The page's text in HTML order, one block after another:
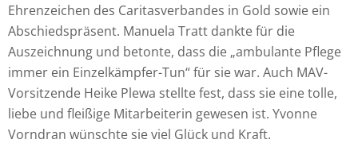
Ehrenzeichen des Caritasverbandes in Gold sowie ein
Abschiedspräsent. Manuela Tratt dankte für die
Auszeichnung und betonte, dass die „ambulante Pflege
immer ein Einzelkämpfer-Tun“ für sie war. Auch MAV-
Vorsitzende Heike Plewa stellte fest, dass sie eine tolle,
liebe und fleißige Mitarbeiterin gewesen ist. Yvonne
Vorndran wünschte sie viel Glück und Kraft.